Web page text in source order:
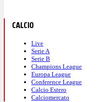
CALCIO
Live
Serie A
Serie B
Champions League
Europa League
Conference League
Calcio Estero
Calciomercato